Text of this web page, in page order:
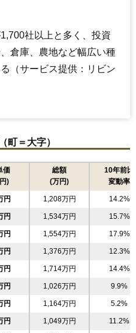
社以上と多く、投資
倉庫、農地など幅広い種
（サービス提供：リビン
町＝大字）
価
)
総額
(万円)
10年前比
変動率
円 1,208万円 14.2%
円 1,534万円 15.7%
円 1,554万円 17.9%
円 1,376万円 12.3%
円 1,714万円 14.4%
円 1,026万円 9.9%
円 1,164万円 5.2%
円 1,049万円 11.2%